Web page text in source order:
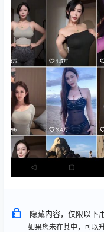
隐藏内容，仅限以下
如果您未在其中，可以